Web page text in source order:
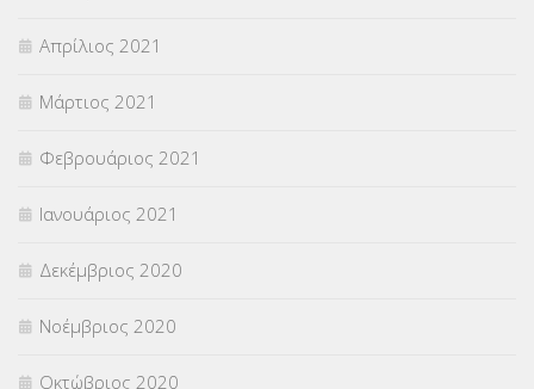
Απρίλιος 2021
Μάρτιος 2021
Φεβρουάριος 2021
Ιανουάριος 2021
Δεκέμβριος 2020
Νοέμβριος 2020
Οκτώβριος 2020